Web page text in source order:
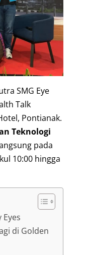
SMG Eye
Talk
Pontianak.
Teknologi
pada
10:00 hingga
di Golden